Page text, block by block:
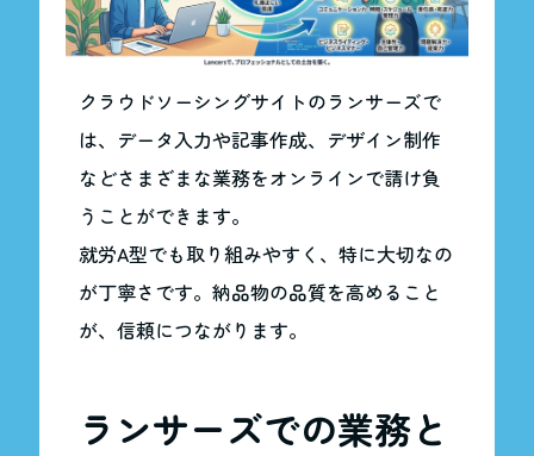
クラウドソーシングサイトのランサーズで
は、データ入力や記事作成、デザイン制作
などさまざまな業務をオンラインで請け負
うことができます。
就労A型でも取り組みやすく、特に大切なの
が丁寧さです。納品物の品質を高めること
が、信頼につながります。
ランサーズでの業務と